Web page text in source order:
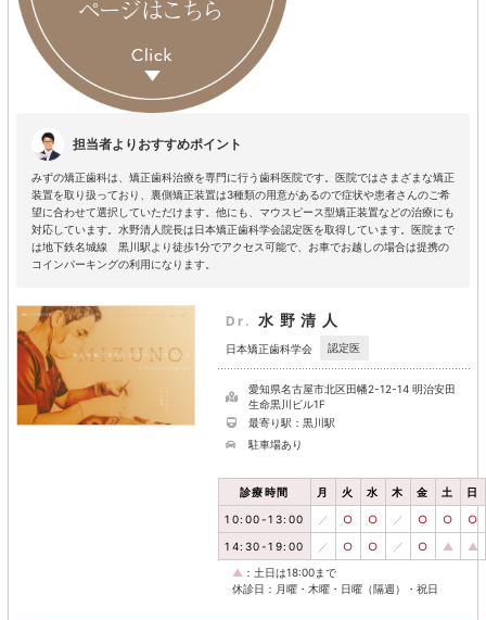
担当者よりおすすめポイント
みずの矯正歯科は、矯正歯科治療を専門に行う歯科医院です。医院ではさまざまな矯正
装置を取り扱っており、裏側矯正装置は3種類の用意があるので症状や患者さんのご希
望に合わせて選択していただけます。他にも、マウスピース型矯正装置などの治療にも
対応しています。水野清人院長は日本矯正歯科学会認定医を取得しています。医院まで
は地下鉄名城線 黒川駅より徒歩1分でアクセス可能で、お車でお越しの場合は提携の
コインパーキングの利用になります。
Dr. 水野清人
日本矯正歯科学会 認定医
愛知県名古屋市北区田幡2-12-14 明治安田
生命黒川ビル1F
最寄り駅：黒川駅
駐車場あり
診療時間 月 火 水 木 金 土 日
10:00-13:00 ／ ○ ○ ／ ○ ○ ○
14:30-19:00 ／ ○ ○ ／ ○ ▲ ▲
▲ ：土日は18:00まで
休診日：月曜・木曜・日曜（隔週）・祝日